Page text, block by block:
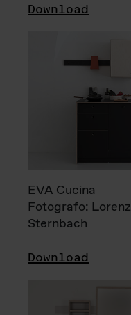
Download
EVA Cucina
Fotografo: Lorenz
Sternbach
Download